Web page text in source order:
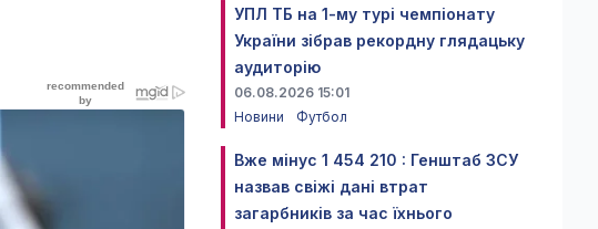
УПЛ ТБ на 1-му турі чемпіонату
України зібрав рекордну глядацьку
аудиторію
06.08.2026 15:01
Новини
Футбол
Вже мінус 1 454 210 : Генштаб ЗСУ
назвав свіжі дані втрат
загарбників за час їхнього